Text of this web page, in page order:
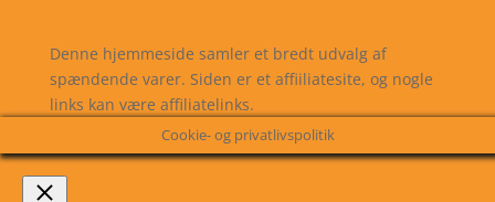
Denne hjemmeside samler et bredt udvalg af
spændende varer. Siden er et affiiliatesite, og nogle
links kan være affiliatelinks.
Cookie- og privatlivspolitik